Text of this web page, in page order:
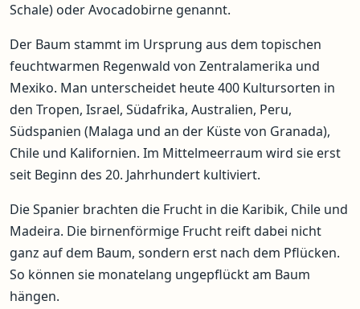
Schale) oder Avocadobirne genannt.
Der Baum stammt im Ursprung aus dem topischen
feuchtwarmen Regenwald von Zentralamerika und
Mexiko. Man unterscheidet heute 400 Kultursorten in
den Tropen, Israel, Südafrika, Australien, Peru,
Südspanien (Malaga und an der Küste von Granada),
Chile und Kalifornien. Im Mittelmeerraum wird sie erst
seit Beginn des 20. Jahrhundert kultiviert.
Die Spanier brachten die Frucht in die Karibik, Chile und
Madeira. Die birnenförmige Frucht reift dabei nicht
ganz auf dem Baum, sondern erst nach dem Pflücken.
So können sie monatelang ungepflückt am Baum
hängen.